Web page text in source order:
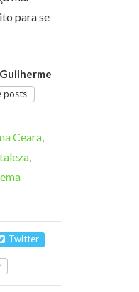
para se
Guilherme
posts
Ceara,
,
Twitter